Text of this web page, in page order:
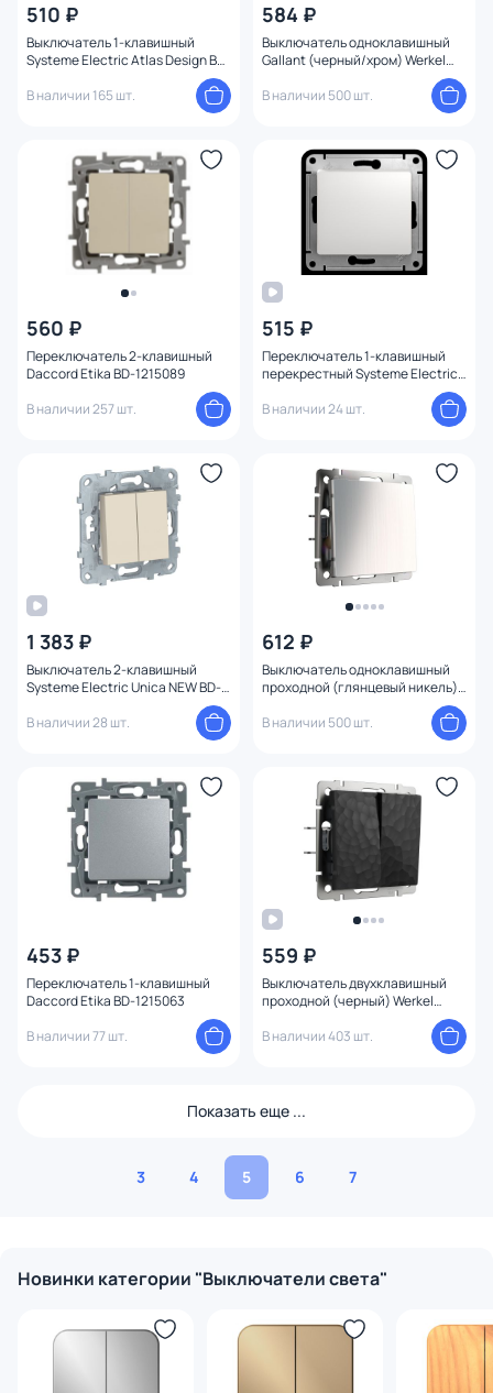
510 ₽
Выключатель 1-клавишный
Systeme Electric Atlas Design BD-
В наличии 165 шт.
584 ₽
Выключатель одноклавишный
Gallant (черный/хром) Werkel
В наличии 500 шт.
560 ₽
Переключатель 2-клавишный
Daccord Etika BD-1215089
В наличии 257 шт.
515 ₽
Переключатель 1-клавишный
перекрестный Systeme Electric
В наличии 24 шт.
1 383 ₽
Выключатель 2-клавишный
Systeme Electric Unica NEW BD-
В наличии 28 шт.
612 ₽
Выключатель одноклавишный
проходной (глянцевый никель)
В наличии 500 шт.
453 ₽
Переключатель 1-клавишный
Daccord Etika BD-1215063
В наличии 77 шт.
559 ₽
Выключатель двухклавишный
проходной (черный) Werkel
В наличии 403 шт.
Показать еще ...
3 4 5 6 7
Новинки категории "Выключатели света"